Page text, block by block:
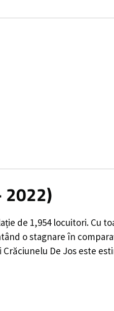
2022)
de 1,954locuitori. Cu
ostagnare în
De Jos este